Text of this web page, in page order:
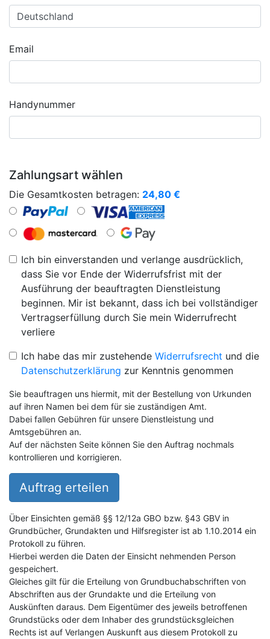
Email
Handynummer
Zahlungsart wählen
Die Gesamtkosten betragen: 24,80 €
Ich bin einverstanden und verlange ausdrücklich,
dass Sie vor Ende der Widerrufsfrist mit der
Ausführung der beauftragten Dienstleistung
beginnen. Mir ist bekannt, dass ich bei vollständiger
Vertragserfüllung durch Sie mein Widerrufrecht
verliere
Ich habe das mir zustehende Widerrufsrecht und die
Datenschutzerklärung zur Kenntnis genommen
Sie beauftragen uns hiermit, mit der Bestellung von Urkunden
auf ihren Namen bei dem für sie zuständigen Amt.
Dabei fallen Gebühren für unsere Dienstleistung und
Amtsgebühren an.
Auf der nächsten Seite können Sie den Auftrag nochmals
kontrollieren und korrigieren.
Auftrag erteilen
Über Einsichten gemäß §§ 12/12a GBO bzw. §43 GBV in
Grundbücher, Grundakten und Hilfsregister ist ab 1.10.2014 ein
Protokoll zu führen.
Hierbei werden die Daten der Einsicht nehmenden Person
gespeichert.
Gleiches gilt für die Erteilung von Grundbuchabschriften von
Abschriften aus der Grundakte und die Erteilung von
Auskünften daraus. Dem Eigentümer des jeweils betroffenen
Grundstücks oder dem Inhaber des grundstücksgleichen
Rechts ist auf Verlangen Auskunft aus diesem Protokoll zu